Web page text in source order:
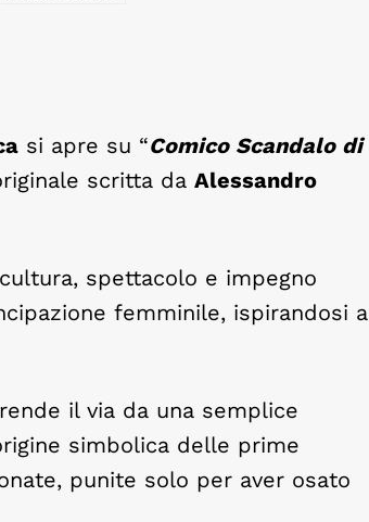
si apre su “Comico Scandalo di
scritta da Alessandro
spettacolo e impegno
femminile, ispirandosi a
il via da una semplice
simbolica delle prime
punite solo per aver osato